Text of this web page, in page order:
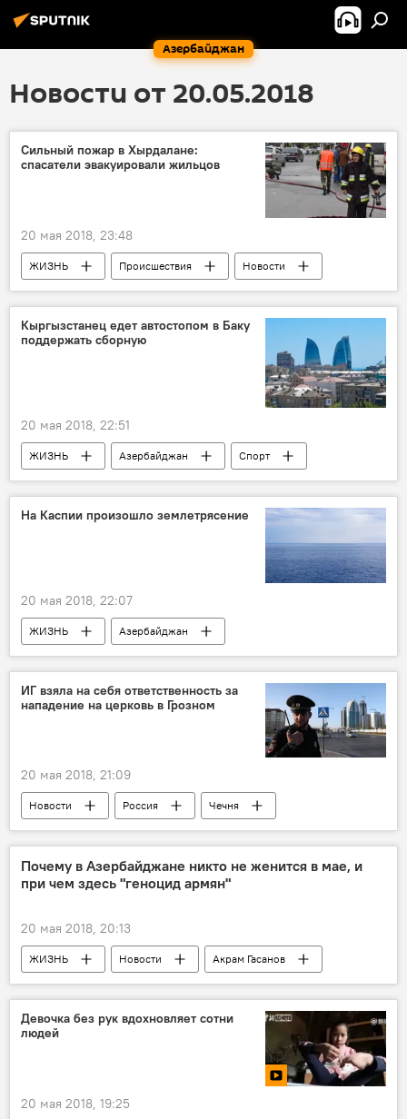
Азербайджан
Новости от 20.05.2018
Сильный пожар в Хырдалане:
спасатели эвакуировали жильцов
20 мая 2018, 23:48
ЖИЗНЬ Происшествия
Новости
Хырдалан
МЧС АР
пожар
Кыргызстанец едет автостопом в Баку
поддержать сборную
20 мая 2018, 22:51
ЖИЗНЬ Азербайджан
Спорт
Новости
Кыргызстан
Эсеннур Алмазбеков
На Каспии произошло землетрясение
20 мая 2018, 22:07
ЖИЗНЬ
Азербайджан
Происшествия
Новости
Каспий
Землетряесение
ИГ взяла на себя ответственность за
нападение на церковь в Грозном
20 мая 2018, 21:09
Новости Россия
Чечня
ИГ
Почему в Азербайджане никто не женится в мае, и
при чем здесь "геноцид армян"
20 мая 2018, 20:13
ЖИЗНЬ Новости
Акрам Гасанов
Фергана Мехмангызы
Сабухи Рагимли
Свадьба
Азербайджан
Девочка без рук вдохновляет сотни
людей
20 мая 2018, 19:25